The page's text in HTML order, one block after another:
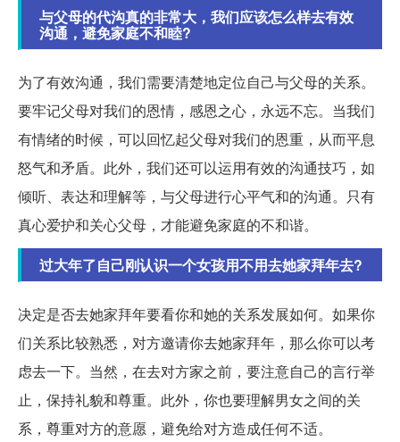
与父母的代沟真的非常大，我们应该怎么样去有效
沟通，避免家庭不和睦?
为了有效沟通，我们需要清楚地定位自己与父母的关系。
要牢记父母对我们的恩情，感恩之心，永远不忘。当我们
有情绪的时候，可以回忆起父母对我们的恩重，从而平息
怒气和矛盾。此外，我们还可以运用有效的沟通技巧，如
倾听、表达和理解等，与父母进行心平气和的沟通。只有
真心爱护和关心父母，才能避免家庭的不和谐。
过大年了自己刚认识一个女孩用不用去她家拜年去?
决定是否去她家拜年要看你和她的关系发展如何。如果你
们关系比较熟悉，对方邀请你去她家拜年，那么你可以考
虑去一下。当然，在去对方家之前，要注意自己的言行举
止，保持礼貌和尊重。此外，你也要理解男女之间的关
系，尊重对方的意愿，避免给对方造成任何不适。